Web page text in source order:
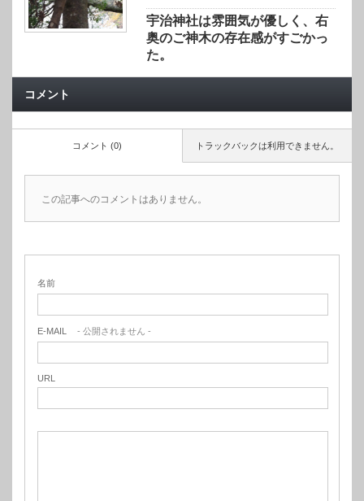
宇治神社は雰囲気が優しく、右
奥のご神木の存在感がすごかっ
た。
コメント
トラックバックは利用できません。
コメント (0)
この記事へのコメントはありません。
名前
E-MAIL - 公開されません -
URL